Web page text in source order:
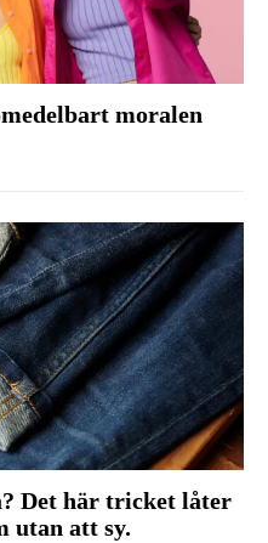
moralen
Det här tricket låter
utan att sy.